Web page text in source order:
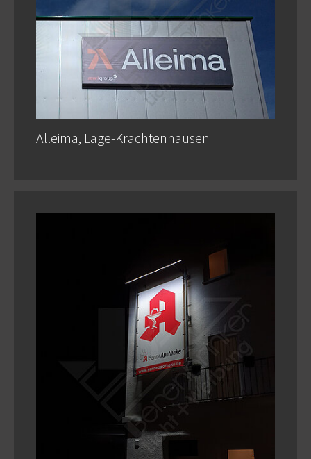
Alleima, Lage-Krachtenhausen